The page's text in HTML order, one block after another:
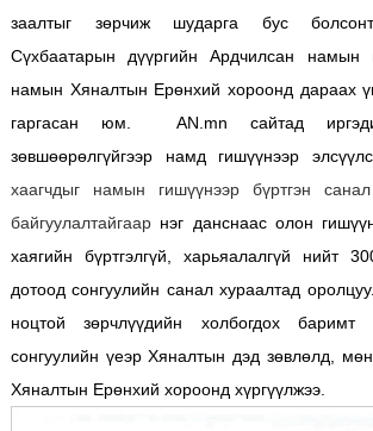
заалтыг зөрчиж шударга бус
Сүхбаатарын дүүргийн Ардчилсан намын
намын Хяналтын Ерөнхий хороонд дараах
гаргасан юм. AN.mn сайтад
зөвшөөрөлгүйгээр намд гишүүнээр
хаагчдыг намын гишүүнээр бүртгэн
байгуулалтайгаар нэг данснаас олон
хаягийн бүртгэлгүй, харьяалалгүй нийт
дотоод сонгуулийн санал хураалтад
ноцтой зөрчлүүдийн холбогдох баримт
сонгуулийн үеэр Хяналтын дэд зөвлөлд,
Хяналтын Ерөнхий хороонд хүргүүлжээ.